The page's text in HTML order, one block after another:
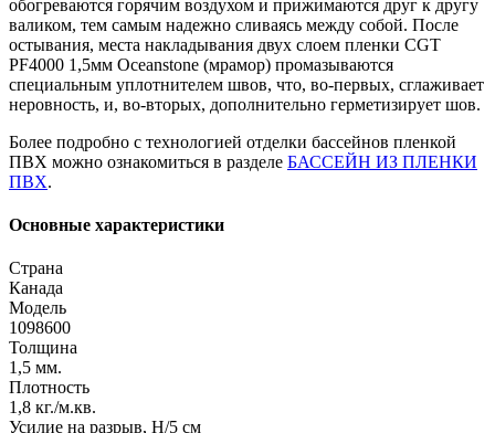
обогреваются горячим воздухом и прижимаются друг к другу
валиком, тем самым надежно сливаясь между собой. После
остывания, места накладывания двух слоем пленки CGT
PF4000 1,5мм Oceanstone (мрамор) промазываются
специальным уплотнителем швов, что, во-первых, сглаживает
неровность, и, во-вторых, дополнительно герметизирует шов.
Более подробно с технологией отделки бассейнов пленкой
ПВХ можно ознакомиться в разделе БАССЕЙН ИЗ ПЛЕНКИ
ПВХ.
Основные характеристики
Страна
Канада
Модель
1098600
Толщина
1,5 мм.
Плотность
1,8 кг./м.кв.
Усилие на разрыв, Н/5 см